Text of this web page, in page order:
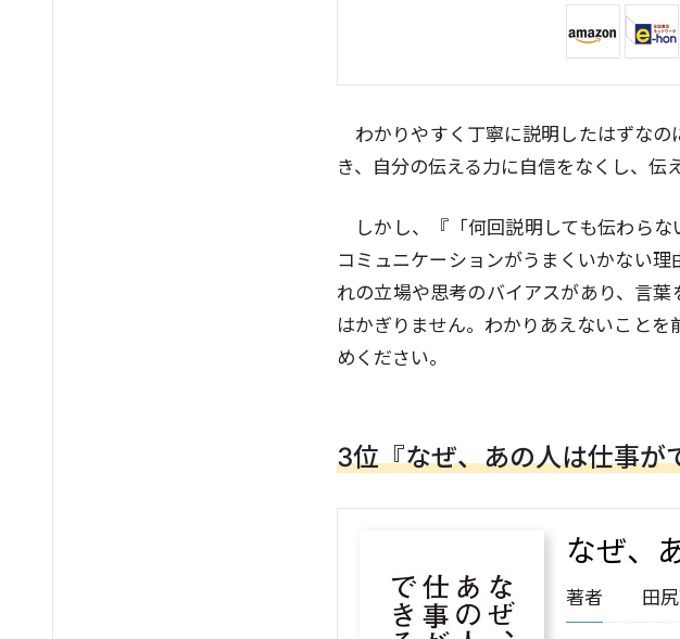
わかりやすく丁寧に説明したはずな
き、自分の伝える力に自信をなくし、伝
しかし、『「何回説明しても伝わら
コミュニケーションがうまくいかない
れの立場や思考のバイアスがあり、言
はかぎりません。わかりあえないこと
めください。
3位『なぜ、あの人は仕事が
なぜ、
著者 田